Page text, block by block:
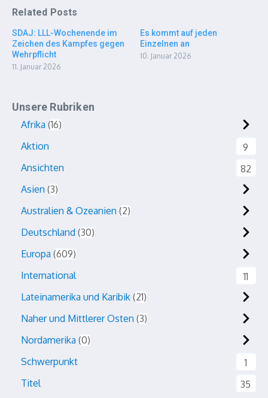
Related Posts
SDAJ: LLL-Wochenende im
Zeichen des Kampfes gegen
Wehrpflicht
11. Januar 2026
Es kommt auf jeden
Einzelnen an
10. Januar 2026
Unsere Rubriken
Afrika 16
Aktion
9
Ansichten
82
Asien 3
Australien & Ozeanien 2
Deutschland 30
Europa 609
International
11
Lateinamerika und Karibik 21
Naher und Mittlerer Osten 3
Nordamerika 0
Schwerpunkt
1
Titel
35